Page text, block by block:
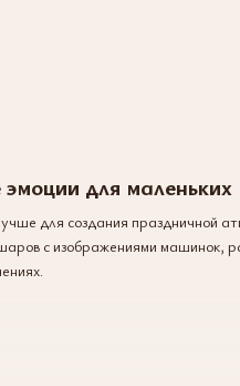
для маленьких
для создания
с изображениями машинок,